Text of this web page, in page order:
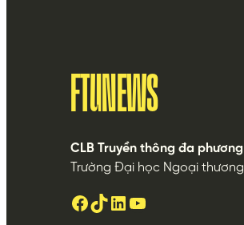
FTUNEWS
CLB Truyền thông đa
Trường Đại học Ngoại